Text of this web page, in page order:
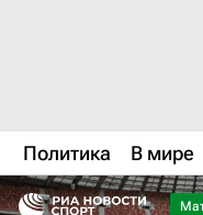
Политика В мире